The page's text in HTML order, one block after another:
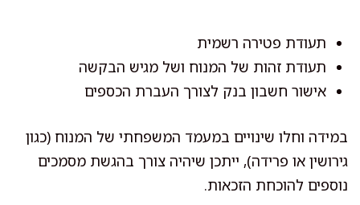
תעודת פטירה רשמית
תעודת זהות של המנוח ושל מגיש הבקשה
אישור חשבון בנק לצורך העברת הכספים
במידה וחלו שינויים במעמד המשפחתי של המנוח (כגון
גירושין או פרידה), ייתכן שיהיה צורך בהגשת מסמכים
נוספים להוכחת הזכאות.